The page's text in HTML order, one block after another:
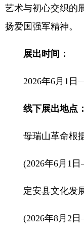
艺术与初心交织的
扬爱国强军精神。
展出时间：
2026年6月1日
线下展出地点：
母瑞山革命根据
(2026年6月1日
定安县文化发
(2026年8月2日